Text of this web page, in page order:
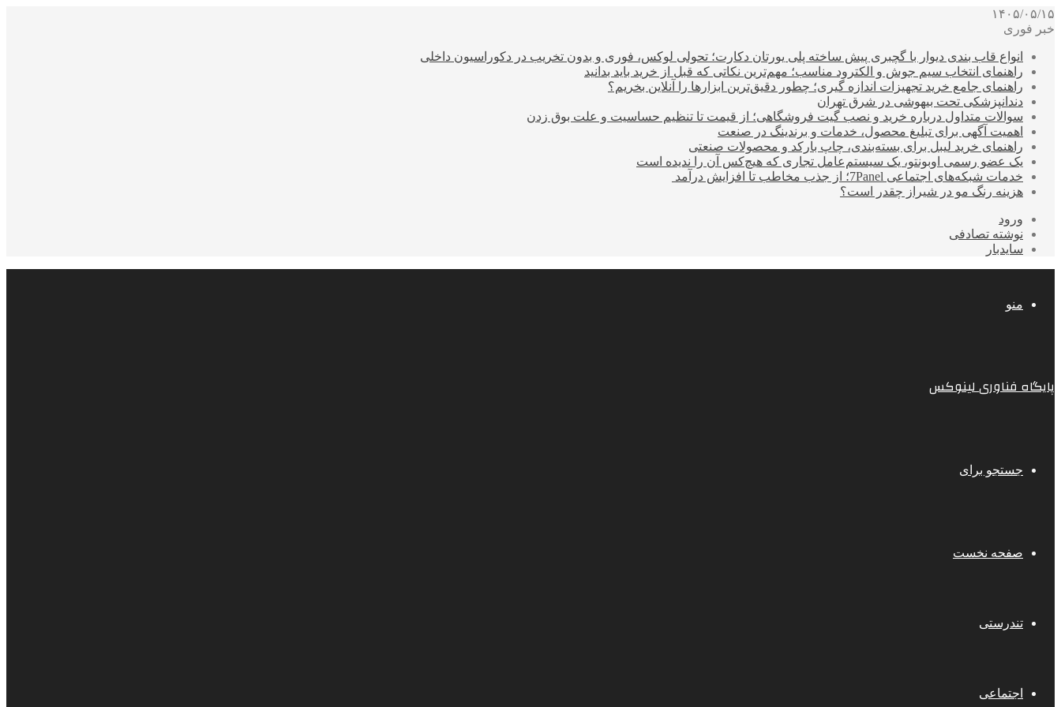
۱۴۰۵/۰۵/۱۵
خبر فوری
انواع قاب بندی دیوار با گچبری پیش ساخته پلی یورتان دکارت؛ تحولی لوکس، فوری و بدون تخریب در دکوراسیون داخلی
راهنمای انتخاب سیم جوش و الکترود مناسب؛ مهم‌ترین نکاتی که قبل از خرید باید بدانید
راهنمای جامع خرید تجهیزات اندازه گیری؛ چطور دقیق‌ترین ابزارها را آنلاین بخریم؟
دندانپزشکی تحت بیهوشی در شرق تهران
سوالات متداول درباره خرید و نصب گیت فروشگاهی؛ از قیمت تا تنظیم حساسیت و علت بوق زدن
اهمیت آگهی برای تبلیغ محصول، خدمات و برندینگ در صنعت
راهنمای خرید لیبل برای بسته‌بندی، چاپ بارکد و محصولات صنعتی
یک عضو رسمی اوبونتو، یک سیستم‌عامل تجاری که هیچ‌کس آن را ندیده است
خدمات شبکه‌های اجتماعی 7Panel؛ از جذب مخاطب تا افزایش درآمد
هزینه رنگ مو در شیراز چقدر است؟
ورود
نوشته تصادفی
سایدبار
منو
پایگاه فناوری لینوکس
جستجو برای
صفحه نخست
تندرستی
اجتماعی